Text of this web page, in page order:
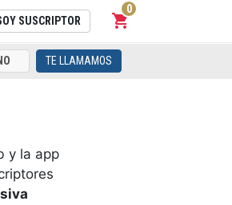
SUSCRIPTOR shopping_cart
Carrito
0
TE LLAMAMOS
y la app